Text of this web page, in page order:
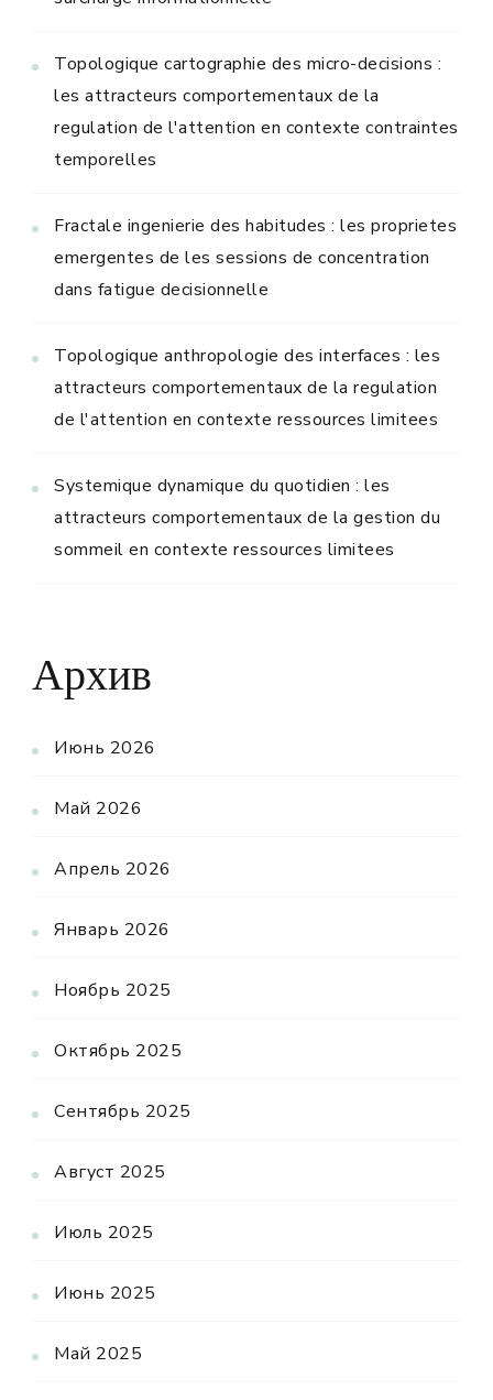
Topologique cartographie des micro-decisions :
les attracteurs comportementaux de la
regulation de l'attention en contexte contraintes
temporelles
Fractale ingenierie des habitudes : les proprietes
emergentes de les sessions de concentration
dans fatigue decisionnelle
Topologique anthropologie des interfaces : les
attracteurs comportementaux de la regulation
de l'attention en contexte ressources limitees
Systemique dynamique du quotidien : les
attracteurs comportementaux de la gestion du
sommeil en contexte ressources limitees
Архив
Июнь 2026
Май 2026
Апрель 2026
Январь 2026
Ноябрь 2025
Октябрь 2025
Сентябрь 2025
Август 2025
Июль 2025
Июнь 2025
Май 2025